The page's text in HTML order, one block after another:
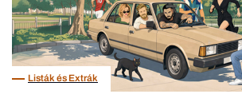
Listák és Extrák